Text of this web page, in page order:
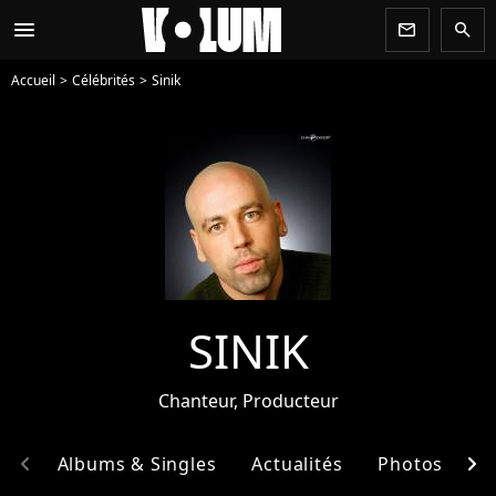
menu newsletter search
Accueil Célébrités Sinik
SINIK
Chanteur, Producteur
Albums & Singles Actualités Photos
chevron_left chevron_right